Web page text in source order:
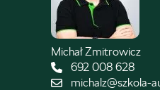
Michał Zmitrowicz
692 008 628
michalz@szkola-